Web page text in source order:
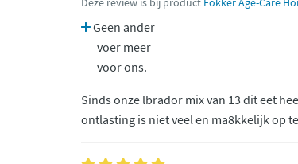
Deze review is bij product Fokker Age-Care
Geen ander
voer meer
voor ons.
Sinds onze lbrador mix van 13 dit eet
ontlasting is niet veel en ma8kkelijk op